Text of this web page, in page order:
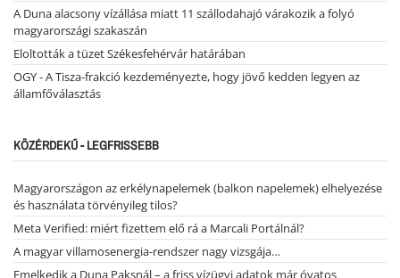
A Duna alacsony vízállása miatt 11 szállodahajó várakozik a folyó
magyarországi szakaszán
Eloltották a tüzet Székesfehérvár határában
OGY - A Tisza-frakció kezdeményezte, hogy jövő kedden legyen az
államfőválasztás
KÖZÉRDEKŰ - LEGFRISSEBB
Magyarországon az erkélynapelemek (balkon napelemek) elhelyezése
és használata törvényileg tilos?
Meta Verified: miért fizettem elő rá a Marcali Portálnál?
A magyar villamosenergia-rendszer nagy vizsgája…
Emelkedik a Duna Paksnál – a friss vízügyi adatok már óvatos